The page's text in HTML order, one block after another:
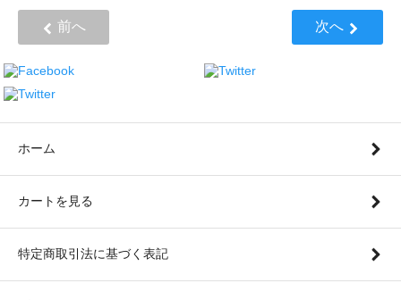
前へ 次へ
ホーム
カートを見る
特定商取引法に基づく表記